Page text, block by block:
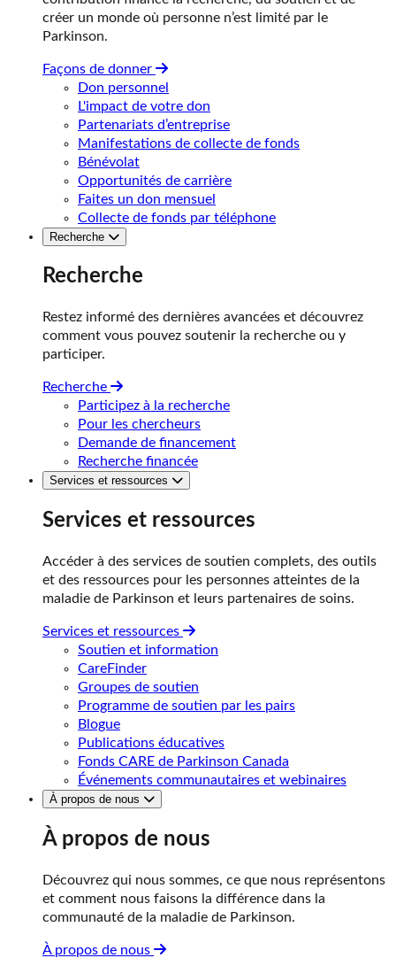
créer un monde où personne n’est limité par le
Parkinson.
Façons de donner
Don personnel
L'impact de votre don
Partenariats d’entreprise
Manifestations de collecte de fonds
Bénévolat
Opportunités de carrière
Faites un don mensuel
Collecte de fonds par téléphone
Recherche
Recherche
Restez informé des dernières avancées et découvrez
comment vous pouvez soutenir la recherche ou y
participer.
Recherche
Participez à la recherche
Pour les chercheurs
Demande de financement
Recherche financée
Services et ressources
Services et ressources
Accéder à des services de soutien complets, des outils
et des ressources pour les personnes atteintes de la
maladie de Parkinson et leurs partenaires de soins.
Services et ressources
Soutien et information
CareFinder
Groupes de soutien
Programme de soutien par les pairs
Blogue
Publications éducatives
Fonds CARE de Parkinson Canada
Événements communautaires et webinaires
À propos de nous
À propos de nous
Découvrez qui nous sommes, ce que nous représentons
et comment nous faisons la différence dans la
communauté de la maladie de Parkinson.
À propos de nous